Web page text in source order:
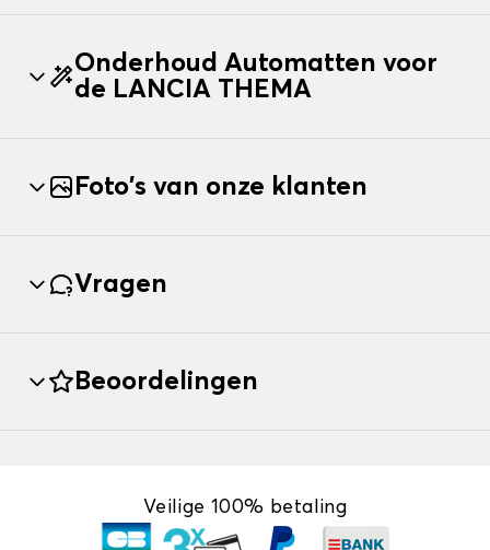
Onderhoud Automatten voor
de LANCIA THEMA
Foto's van onze klanten
Vragen
Beoordelingen
Veilige 100% betaling